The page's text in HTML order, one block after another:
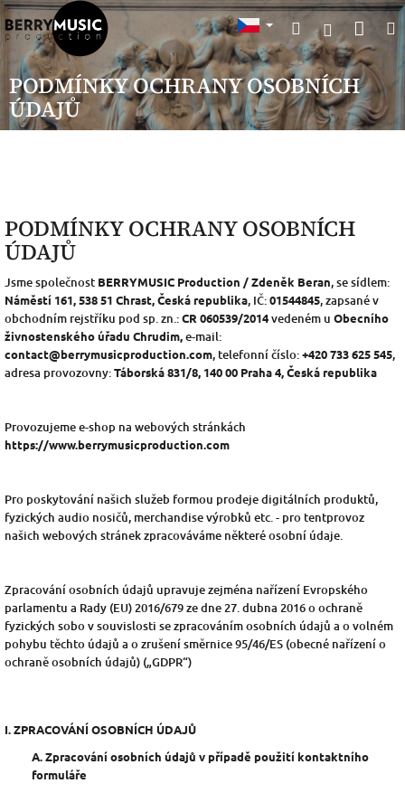
Přejít
na
obsah
HledatPřihlášení
PODMÍNKY OCHRANY OSOBNÍCH
ÚDAJŮ
PODMÍNKY OCHRANY OSOBNÍCH
ÚDAJŮ
Jsme společnost BERRYMUSIC Production / Zdeněk Beran, se sídlem:
Náměstí 161, 538 51 Chrast, Česká republika, IČ:01544845, zapsané v
obchodním rejstříku pod sp. zn.:CR 060539/2014vedeném u Obecního
živnostenského úřadu Chrudim,e-mail:
contact@berrymusicproduction.com, telefonní číslo:+420 733 625 545,
adresa provozovny:Táborská 831/8, 140 00 Praha 4, Česká republika
Provozujeme e-shop na webových stránkách
https://www.berrymusicproduction.com
Pro poskytování našich služeb formou prodeje digitálních produktů,
fyzických audio nosičů, merchandise výrobků etc. - pro tentprovoz
našich webových stránek zpracováváme některé osobní údaje.
Zpracování osobních údajů upravuje zejména nařízení Evropského
parlamentu a Rady (EU) 2016/679 ze dne 27. dubna 2016 o ochraně
fyzických sobo v souvislosti se zpracováním osobních údajů a o volném
pohybu těchto údajů a o zrušení směrnice 95/46/ES (obecné nařízení o
ochraně osobních údajů) („GDPR“)
I. ZPRACOVÁNÍ OSOBNÍCH ÚDAJŮ
A. Zpracování osobních údajů v případě použití kontaktního
formuláře